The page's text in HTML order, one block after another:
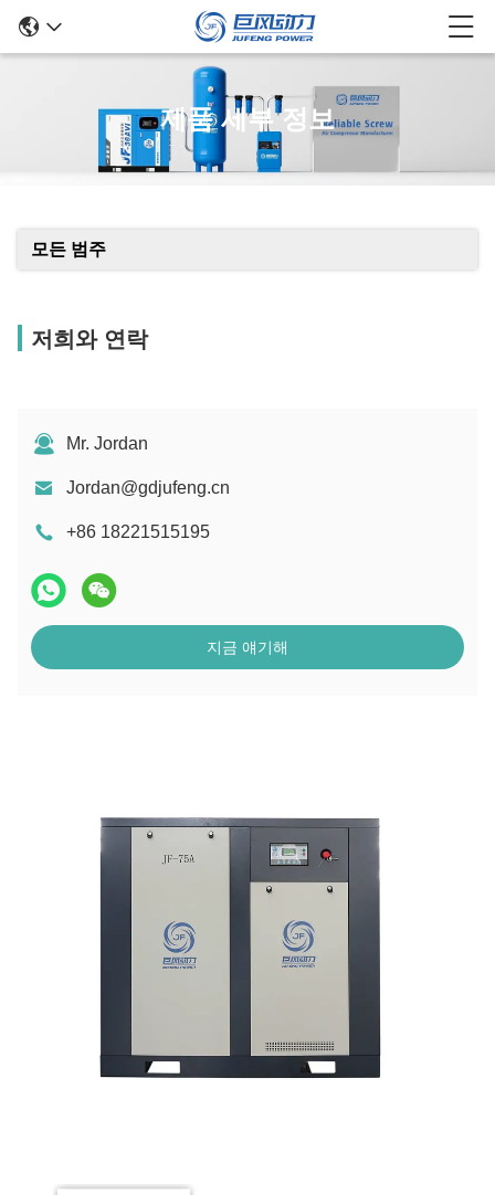
제품 세부 정보
모든 범주
저희와 연락
Mr. Jordan
Jordan@gdjufeng.cn
+86 18221515195
지금 얘기해